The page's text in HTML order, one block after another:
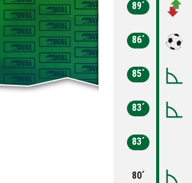
89´
86´
85´
83´
83´
80´